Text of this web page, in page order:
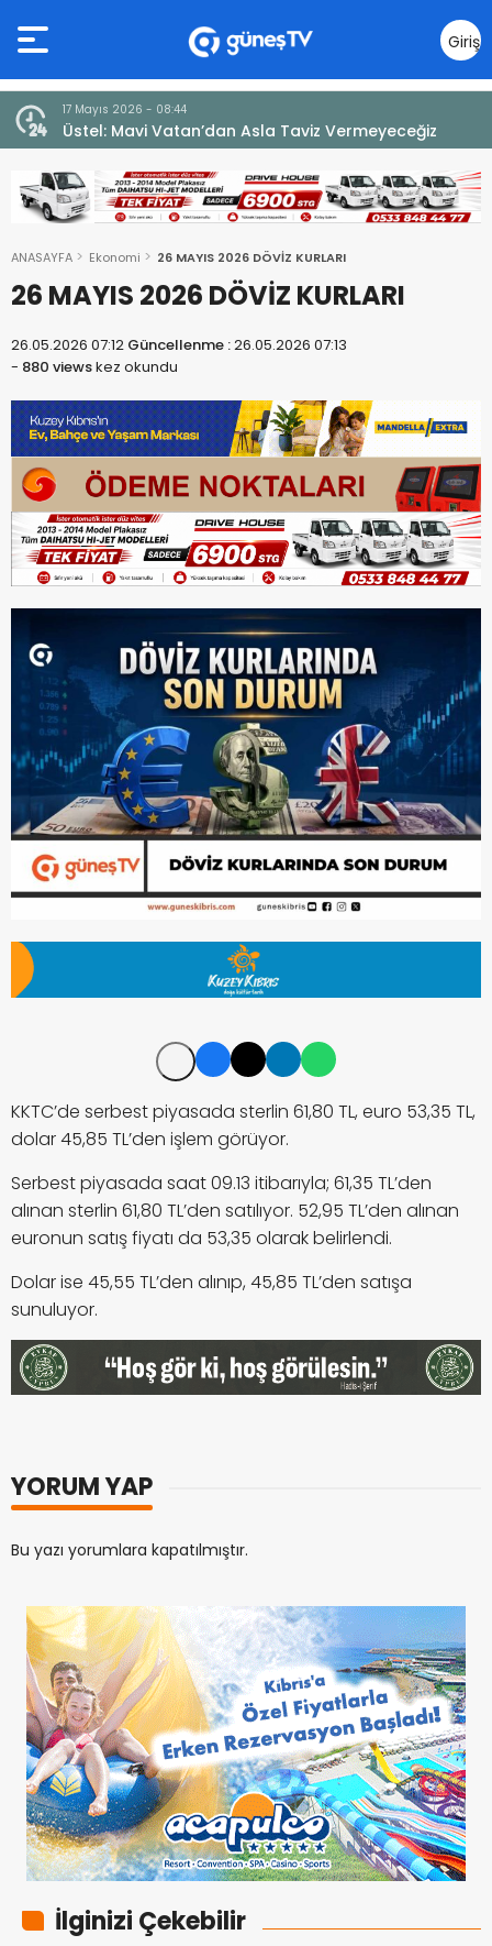
Giriş
Yap
7 Ağustos 2026 - 12:36
ÜSTEL: “ERENKÖY RUHU SONSUZA DEK YAŞAYACAK”
ANASAYFA Ekonomi 26 MAYIS 2026 DÖVİZ KURLARI
26 MAYIS 2026 DÖVİZ KURLARI
26.05.2026 07:12 Güncellenme :26.05.2026 07:13
- 880 viewskez okundu
KKTC’de serbest piyasada sterlin 61,80 TL, euro 53,35 TL,
dolar 45,85 TL’den işlem görüyor.
Serbest piyasada saat 09.13 itibarıyla; 61,35 TL’den
alınan sterlin 61,80 TL’den satılıyor. 52,95 TL’den alınan
euronun satış fiyatı da 53,35 olarak belirlendi.
Dolar ise 45,55 TL’den alınıp, 45,85 TL’den satışa
sunuluyor.
YORUM YAP
Bu yazı yorumlara kapatılmıştır.
İlginizi Çekebilir